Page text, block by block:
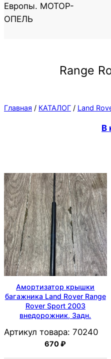
Европы. МОТОР-
ОПЕЛЬ
Range
Главная / КАТАЛОГ / Land
В
Амортизатор крышки
багажника Land Rover Range
Rover Sport 2003
внедорожник, Задн.
Артикул товара: 70240
670₽